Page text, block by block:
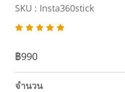
SKU : Insta360stick
฿990
จำนวน